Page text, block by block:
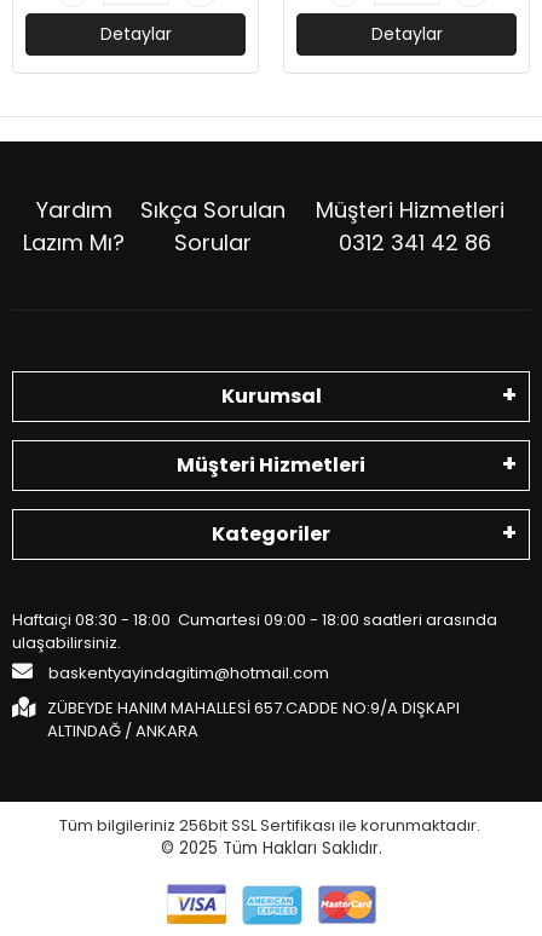
Detaylar Detaylar
Yardım
Lazım Mı?
Sıkça Sorulan
Sorular
Müşteri Hizmetleri
0312 341 42 86
Kurumsal
Müşteri Hizmetleri
Kategoriler
Haftaiçi 08:30 - 18:00 Cumartesi 09:00 - 18:00 saatleri arasında
ulaşabilirsiniz.
baskentyayindagitim@hotmail.com
ZÜBEYDE HANIM MAHALLESİ 657.CADDE NO:9/A DIŞKAPI
ALTINDAĞ / ANKARA
Tüm bilgileriniz 256bit SSL Sertifikası ile korunmaktadır.
© 2025 Tüm Hakları Saklıdır.